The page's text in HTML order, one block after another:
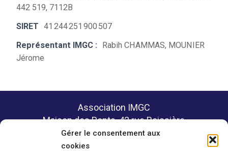
Gérer le consentement aux
cookies
442 519, 7112B
SIRET 41 244 251 900 507
Représentant IMGC : Rabih CHAMMAS, MOUNIER
Jérome
Association IMGC
Maison des Ponts, 42 rue Boissière
75116 PARIS